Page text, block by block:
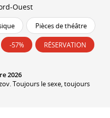
Ouest
Pièces de théâtre
-57% RÉSERVATION
2026
Toujours le sexe, toujours